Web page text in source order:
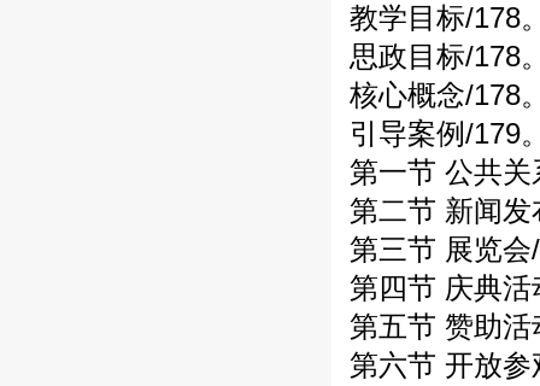
教学目标/178
思政目标/178
核心概念/178
引导案例/179
第一节 公共
第二节 新闻发
第三节 展览会
第四节 庆典活
第五节 赞助活
第六节 开放